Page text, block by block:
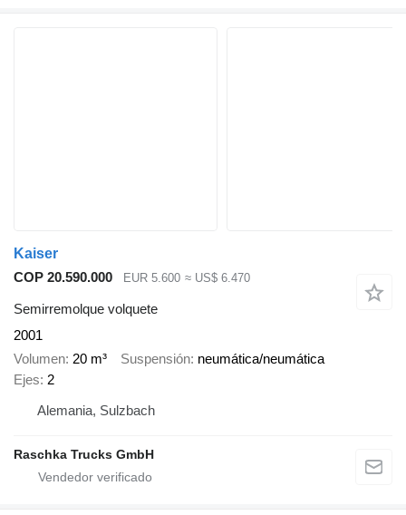
Kaiser
COP 20.590.000
EUR 5.600 ≈ US$ 6.470
Semirremolque volquete
2001
Volumen 20 m³ Suspensión neumática/neumática
Ejes 2
Alemania, Sulzbach
Raschka Trucks GmbH